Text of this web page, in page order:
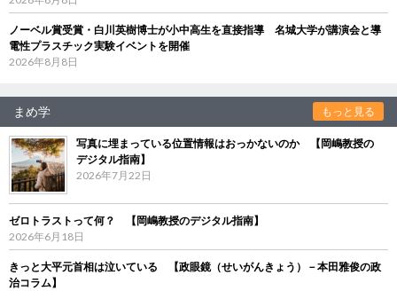
ノーベル賞受賞・白川英樹博士が小中高生を直接指導 名城大学が講演会と導
電性プラスチック実験イベントを開催
2026年8月8日
まめ学 もっと見る
写真に埋まっている位置情報はおっかないのか 【岡嶋教授の
デジタル指南】
2026年7月22日
ゼロトラストって何？ 【岡嶋教授のデジタル指南】
2026年6月18日
きっと大平元首相は泣いている 【政眼鏡（せいがんきょう）－本田雅俊の政
治コラム】